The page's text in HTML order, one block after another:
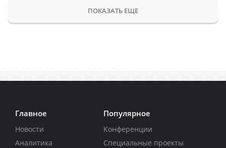
ПОКАЗАТЬ ЕЩЕ
Главное
Новости
Аналитика
Популярное
Конференции
Специальные проекты